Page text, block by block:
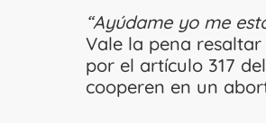
“Ayúdame yo me
Vale la pena resaltar
por el artículo 317
cooperen en un